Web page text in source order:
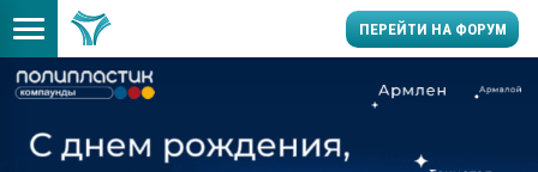
ПЕРЕЙТИ НА ФОРУМ